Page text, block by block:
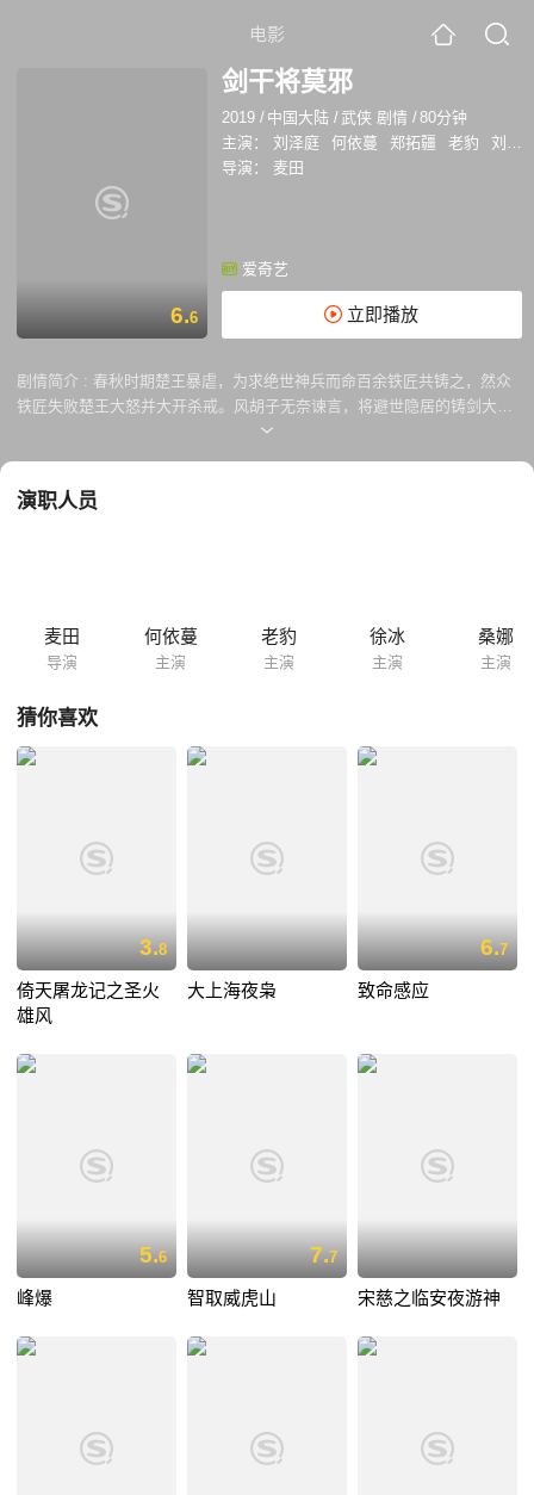
电影
6.6
剑干将莫邪
2019 / 中国大陆 / 武侠 剧情 /80分钟
主演：
刘泽庭 何依蔓 郑拓疆 老豹 刘頔
导演：
麦田
爱奇艺
立即播放
剧情简介 : 春秋时期楚王暴虐，为求绝世神兵而命百余铁匠共铸之，然众
铁匠失败楚王大怒并大开杀戒。风胡子无奈谏言，将避世隐居的铸剑大师
欧冶子之徒干将推举给楚王。风胡子以楚内百于铁匠的性命来求干将出
后便持干将剑踏上了为父报仇之路，在途中见到了天下百姓在楚王暴政下
演职人员
麦田
导演
何依蔓
主演
老豹
主演
徐冰
主演
桑娜
主演
猜你喜欢
3.8
倚天屠龙记之圣火
雄风
大上海夜枭
6.7
致命感应
5.6
峰爆
7.7
智取威虎山 宋慈之临安夜游神